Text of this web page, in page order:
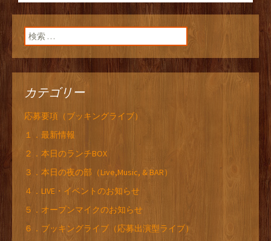
検索:
カテゴリー
応募要項（ブッキングライブ）
１．最新情報
２．本日のランチBOX
３．本日の夜の部（Live,Music, & BAR）
４．LIVE・イベントのお知らせ
５．オープンマイクのお知らせ
６．ブッキングライブ（応募出演型ライブ）